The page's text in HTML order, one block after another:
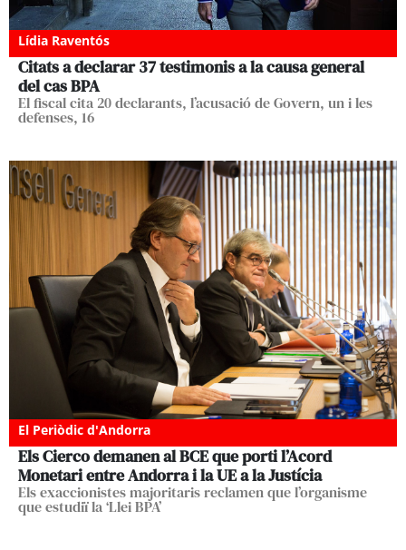
Lídia Raventós
Citats a declarar 37 testimonis a la causa general
del cas BPA
El fiscal cita 20 declarants, l’acusació de Govern, un i les
defenses, 16
El Periòdic d'Andorra
Els Cierco demanen al BCE que porti l’Acord
Monetari entre Andorra i la UE a la Justícia
Els exaccionistes majoritaris reclamen que l’organisme
que estudiï la ‘Llei BPA’